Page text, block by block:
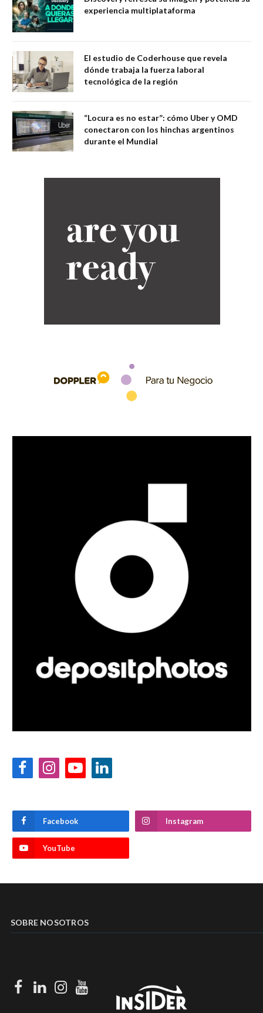
experiencia multiplataforma
El estudio de Coderhouse que revela
dónde trabaja la fuerza laboral
tecnológica de la región
“Locura es no estar”: cómo Uber y OMD
conectaron con los hinchas argentinos
durante el Mundial
FacebookInstagramYouTubeLinkedIn
Facebook Instagram
YouTube
SOBRE NOSOTROS
Facebook
LinkedInInstagram
Youtube